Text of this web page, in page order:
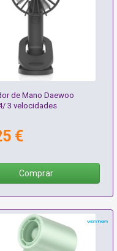
de Mano Daewoo
3 velocidades
€
Comprar